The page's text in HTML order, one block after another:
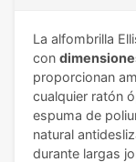
La alfombrilla
con
proporcionan
cualquier ratón
espuma de
natural
durante largas